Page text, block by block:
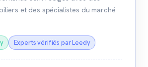
et des spécialistes du marché
Experts vérifiés par Leedy